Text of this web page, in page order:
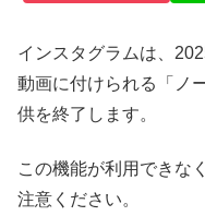
インスタグラムは、
動画に付けられる「ノ
供を終了します。
この機能が利用できな
注意ください。